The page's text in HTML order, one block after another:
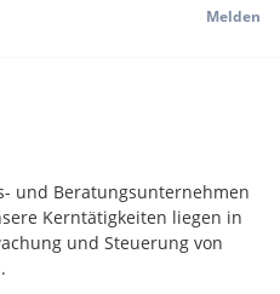
Melden
und Beratungsunternehmen
Kerntätigkeiten liegen in
und Steuerung von